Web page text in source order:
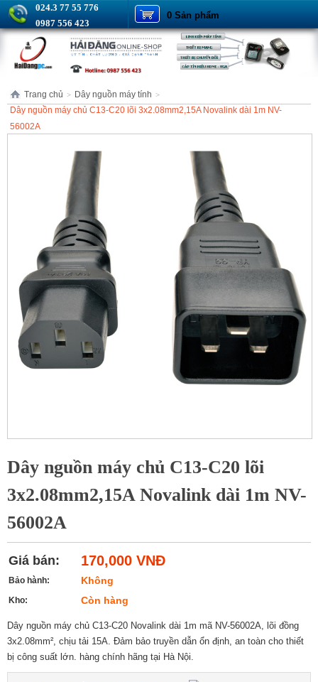
024.3 77 55 776
0987 556 423
0 Sản phẩm
Trang chủ > Dây nguồn máy tính >
Dây nguồn máy chủ C13-C20 lõi 3x2.08mm2,15A Novalink dài 1m NV-
56002A
Dây nguồn máy chủ C13-C20 lõi
3x2.08mm2,15A Novalink dài 1m NV-
56002A
Giá bán: 170,000 VNĐ
Bảo hành: Không
Kho: Còn hàng
Dây nguồn máy chủ C13-C20 Novalink dài 1m mã NV-56002A, lõi đồng
3x2.08mm², chịu tải 15A. Đảm bảo truyền dẫn ổn định, an toàn cho thiết
bị công suất lớn. hàng chính hãng tại Hà Nội.